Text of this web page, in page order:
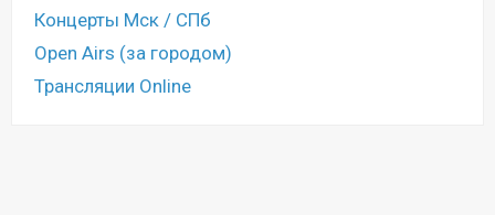
Концерты Мск / СПб
Open Airs (за городом)
Трансляции Online